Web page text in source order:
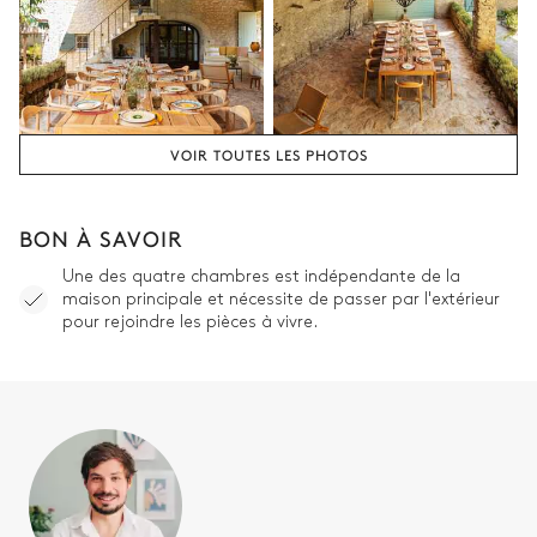
VOIR TOUTES LES PHOTOS
BON À SAVOIR
Une des quatre chambres est indépendante de la
maison principale et nécessite de passer par l'extérieur
pour rejoindre les pièces à vivre.